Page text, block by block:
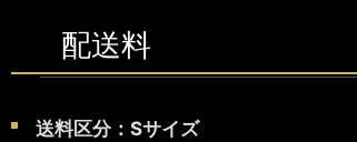
配送料
送料区分：Sサイズ